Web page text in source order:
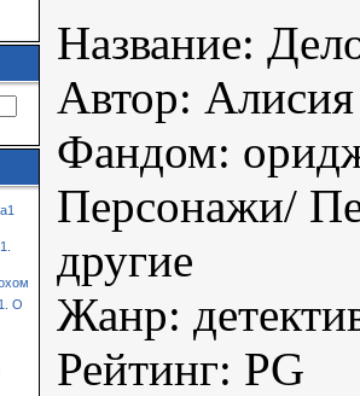
О
Название:
Автор:
Фандом:
Персонажи/
другие
Жанр:
Рейтинг: PG